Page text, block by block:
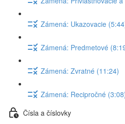
Zámená: Ukazovacie
Zámená: Predmetové
Zámená: Zvratné (11:24)
Zámená: Recipročné
Čísla a číslovky